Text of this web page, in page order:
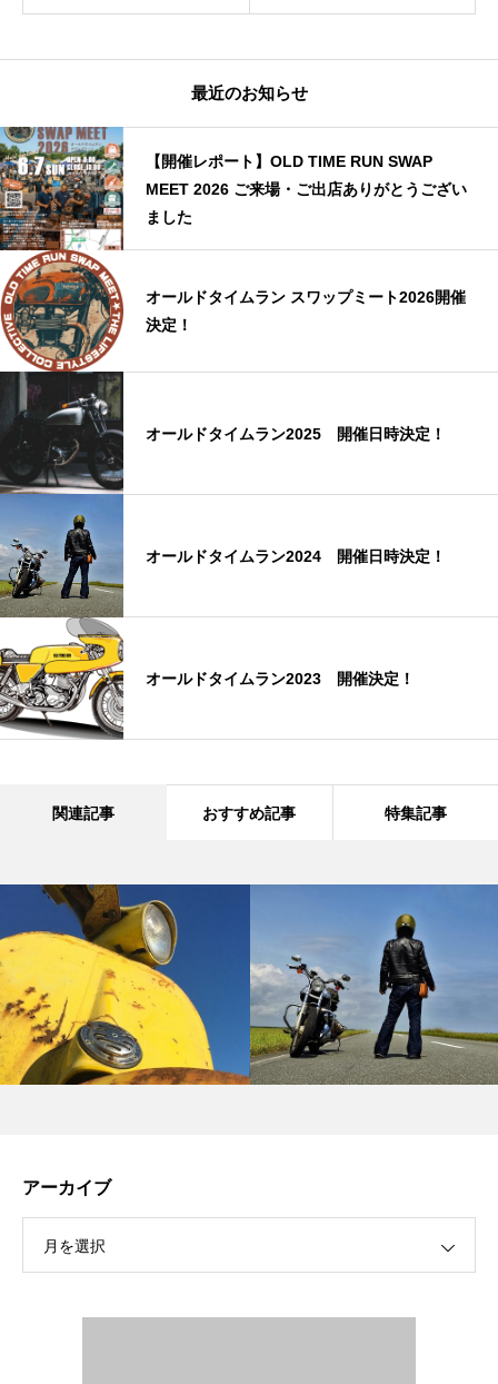
最近のお知らせ
【開催レポート】OLD TIME RUN SWAP
MEET 2026 ご来場・ご出店ありがとうござい
ました
オールドタイムラン スワップミート2026開催
決定！
オールドタイムラン2025 開催日時決定！
オールドタイムラン2024 開催日時決定！
オールドタイムラン2023 開催決定！
関連記事 おすすめ記事 特集記事
アーカイブ
月を選択